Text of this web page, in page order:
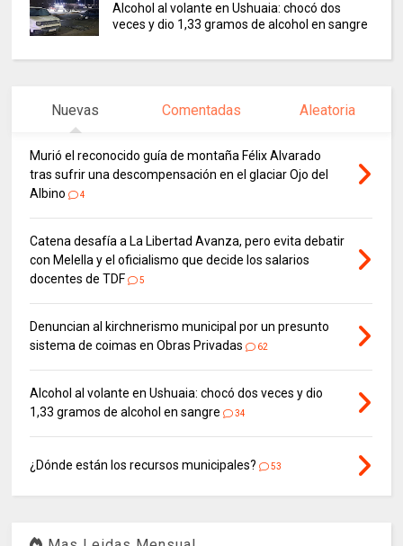
Alcohol al volante en Ushuaia: chocó dos
veces y dio 1,33 gramos de alcohol en sangre
Nuevas Comentadas Aleatoria
Murió el reconocido guía de montaña Félix Alvarado
tras sufrir una descompensación en el glaciar Ojo del
Albino
4
Catena desafía a La Libertad Avanza, pero evita debatir
con Melella y el oficialismo que decide los salarios
docentes de TDF
5
Denuncian al kirchnerismo municipal por un presunto
sistema de coimas en Obras Privadas
62
Alcohol al volante en Ushuaia: chocó dos veces y dio
1,33 gramos de alcohol en sangre
34
¿Dónde están los recursos municipales? 53